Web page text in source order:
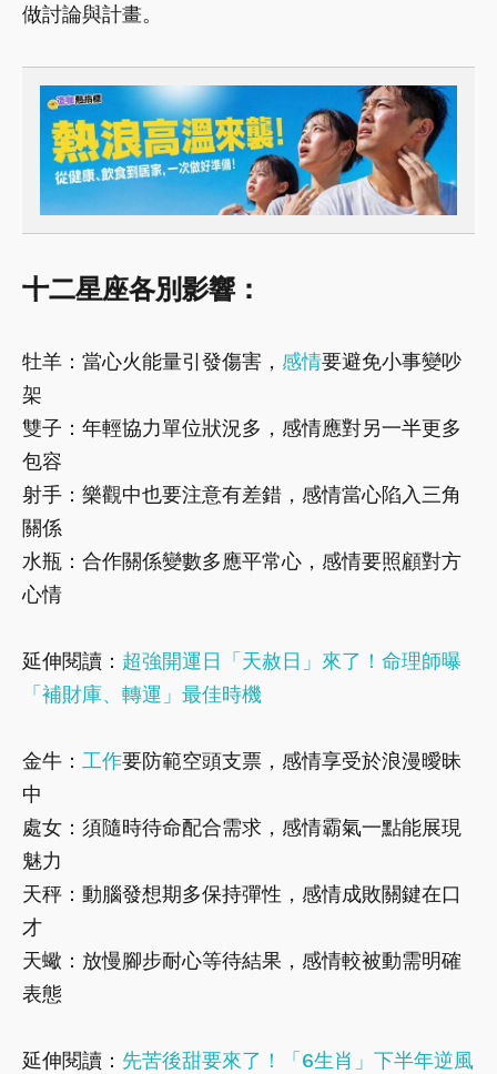
做討論與計畫。
十二星座各別影響：
牡羊：當心火能量引發傷害， 感情要避免小事變吵
架
雙子：年輕協力單位狀況多，感情應對另一半更多
包容
射手：樂觀中也要注意有差錯，感情當心陷入三角
關係
水瓶：合作關係變數多應平常心，感情要照顧對方
心情
延伸閱讀： 超強開運日「天赦日」來了！命理師曝
「補財庫、轉運」最佳時機
金牛： 工作要防範空頭支票，感情享受於浪漫曖昧
中
處女：須隨時待命配合需求，感情霸氣一點能展現
魅力
天秤：動腦發想期多保持彈性，感情成敗關鍵在口
才
天蠍：放慢腳步耐心等待結果，感情較被動需明確
表態
延伸閱讀： 先苦後甜要來了！「6生肖」下半年逆風